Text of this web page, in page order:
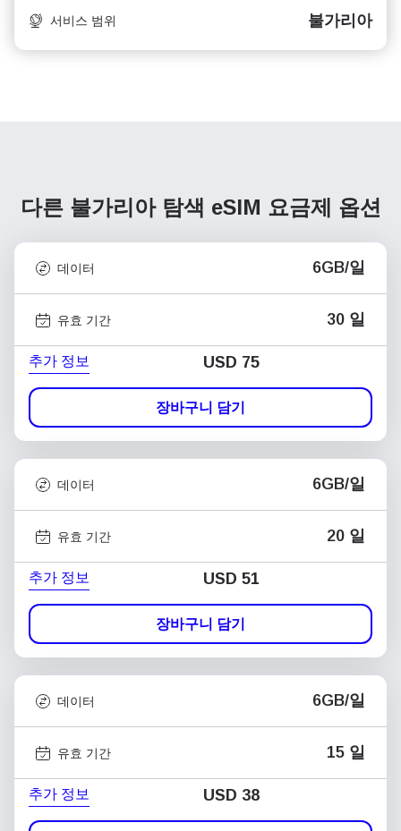
서비스 범위 불가리아
다른 불가리아 탐색 eSIM 요금제 옵션
데이터 6GB/일
유효 기간 30 일
추가 정보 USD 75
장바구니 담기
데이터 6GB/일
유효 기간 20 일
추가 정보 USD 51
장바구니 담기
데이터 6GB/일
유효 기간 15 일
추가 정보 USD 38